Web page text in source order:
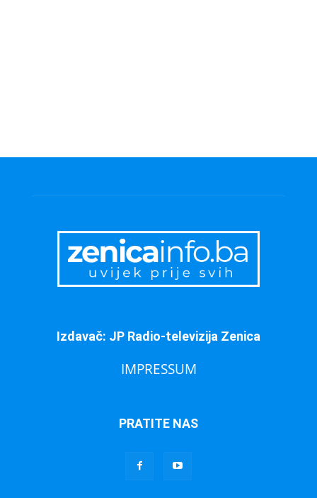
Izdavač: JP Radio-televizija Zenica
IMPRESSUM
PRATITE NAS